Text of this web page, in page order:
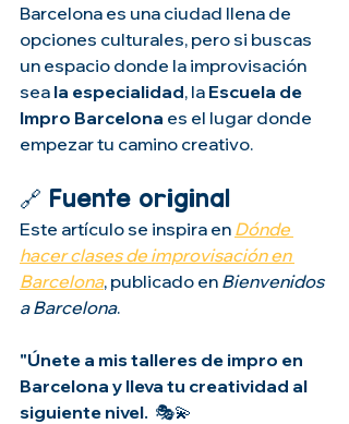
Barcelona es una ciudad llena de
opciones culturales, pero si buscas
un espacio donde la improvisación
sea la especialidad, la Escuela de
Impro Barcelona es el lugar donde
empezar tu camino creativo.
🔗 Fuente original
Este artículo se inspira en Dónde
hacer clases de improvisación en
Barcelona, publicado en Bienvenidos
a Barcelona.
"Únete a mis talleres de impro en
Barcelona y lleva tu creatividad al
siguiente nivel. 🎭💫